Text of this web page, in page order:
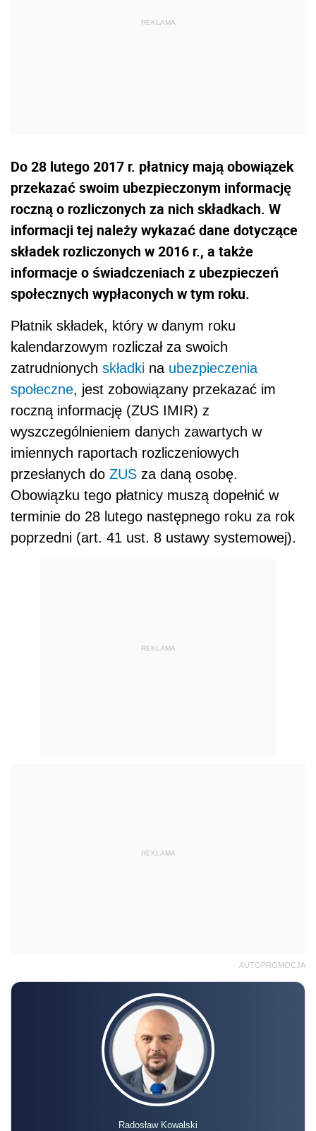
Do 28 lutego 2017 r. płatnicy mają obowiązek
przekazać swoim ubezpieczonym informację
roczną o rozliczonych za nich składkach. W
informacji tej należy wykazać dane dotyczące
składek rozliczonych w 2016 r., a także
informacje o świadczeniach z ubezpieczeń
społecznych wypłaconych w tym roku.
Płatnik składek, który w danym roku
kalendarzowym rozliczał za swoich
zatrudnionych składki na ubezpieczenia
społeczne, jest zobowiązany przekazać im
roczną informację (ZUS IMIR) z
wyszczególnieniem danych zawartych w
imiennych raportach rozliczeniowych
przesłanych do ZUS za daną osobę.
Obowiązku tego płatnicy muszą dopełnić w
terminie do 28 lutego następnego roku za rok
poprzedni (art. 41 ust. 8 ustawy systemowej).
REKLAMA
REKLAMA
AUTOPROMOCJA
Radosław Kowalski